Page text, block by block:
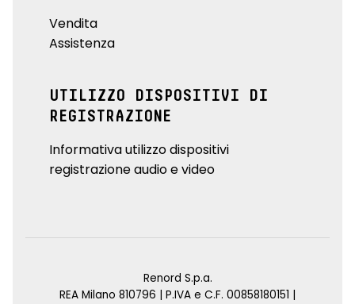
Vendita
Assistenza
UTILIZZO DISPOSITIVI DI
REGISTRAZIONE
Informativa utilizzo dispositivi
registrazione audio e video
Renord S.p.a.
REA Milano 810796 | P.IVA e C.F. 00858180151 |